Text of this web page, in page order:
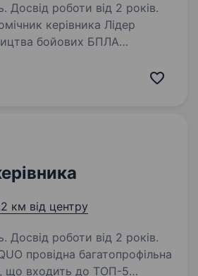
Досвід роботи від 2 років.
керівника Лідер
бойових БПЛА
буде все: Організація
км від центру
Досвід роботи від 2 років.
що входить до ТОП-5